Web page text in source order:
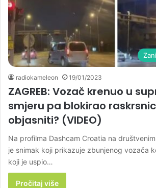
radiokameleon 19/01/2023
ZAGREB: Vozač krenuo u
smjeru pa blokirao
objasniti? (VIDEO)
Na profilma Dashcam Croatia na
je snimak koji prikazuje zbunjenog vozača
koji je uspio…
Pročitaj više